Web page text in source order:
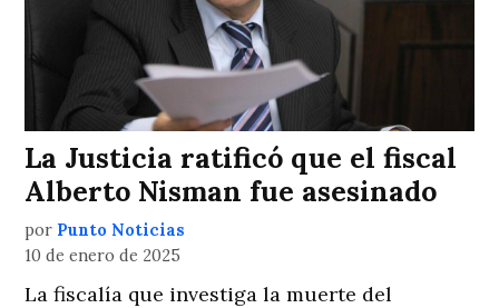
La Justicia ratificó que el fiscal
Alberto Nisman fue asesinado
por Punto Noticias
10 de enero de 2025
La fiscalía que investiga la muerte del